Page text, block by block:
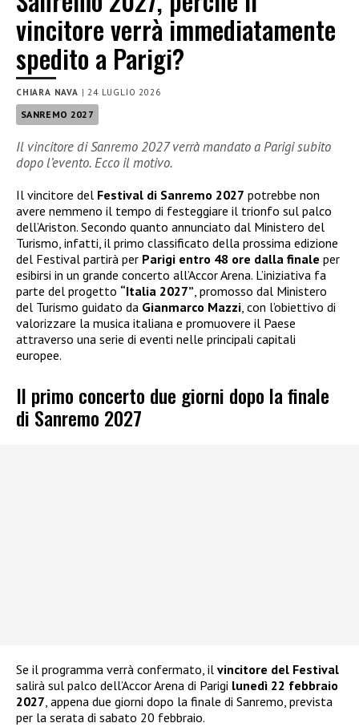
vincitore verrà immediatamente
spedito a Parigi?
CHIARA NAVA |24 LUGLIO 2026
SANREMO 2027
Il vincitore di Sanremo 2027 verrà mandato a Parigi subito
dopo l’evento. Ecco il motivo.
Il vincitore del Festival di Sanremo 2027 potrebbe non
avere nemmeno il tempo di festeggiare il trionfo sul palco
dell’Ariston. Secondo quanto annunciato dal Ministero del
Turismo, infatti, il primo classificato della prossima edizione
del Festival partirà per Parigi entro 48 ore dalla finale per
esibirsi in un grande concerto all’Accor Arena. L’iniziativa fa
parte del progetto “Italia 2027”, promosso dal Ministero
del Turismo guidato da Gianmarco Mazzi, con l’obiettivo di
valorizzare la musica italiana e promuovere il Paese
attraverso una serie di eventi nelle principali capitali
europee.
Il primo concerto due giorni dopo la finale
di Sanremo 2027
Se il programma verrà confermato, il vincitore del Festival
salirà sul palco dell’Accor Arena di Parigi lunedì 22 febbraio
2027, appena due giorni dopo la finale di Sanremo, prevista
per la serata di sabato 20 febbraio.